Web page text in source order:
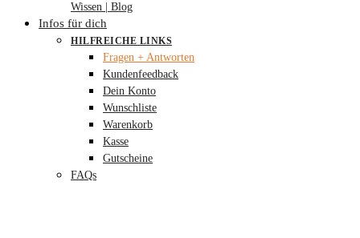
Wissen | Blog
Infos für dich
HILFREICHE LINKS
Fragen + Antworten
Kundenfeedback
Dein Konto
Wunschliste
Warenkorb
Kasse
Gutscheine
FAQs